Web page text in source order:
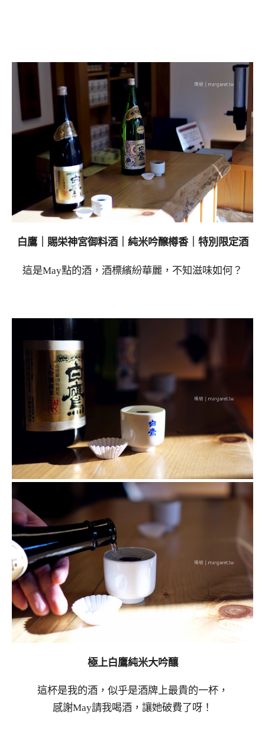
白鷹｜賜栄神宮御料酒｜純米吟醸樽香｜特別限定酒
這是May點的酒，酒標繽紛華麗，不知滋味如何？
極上白鷹純米大吟釀
這杯是我的酒，似乎是酒牌上最貴的一杯，
感謝May請我喝酒，讓她破費了呀！